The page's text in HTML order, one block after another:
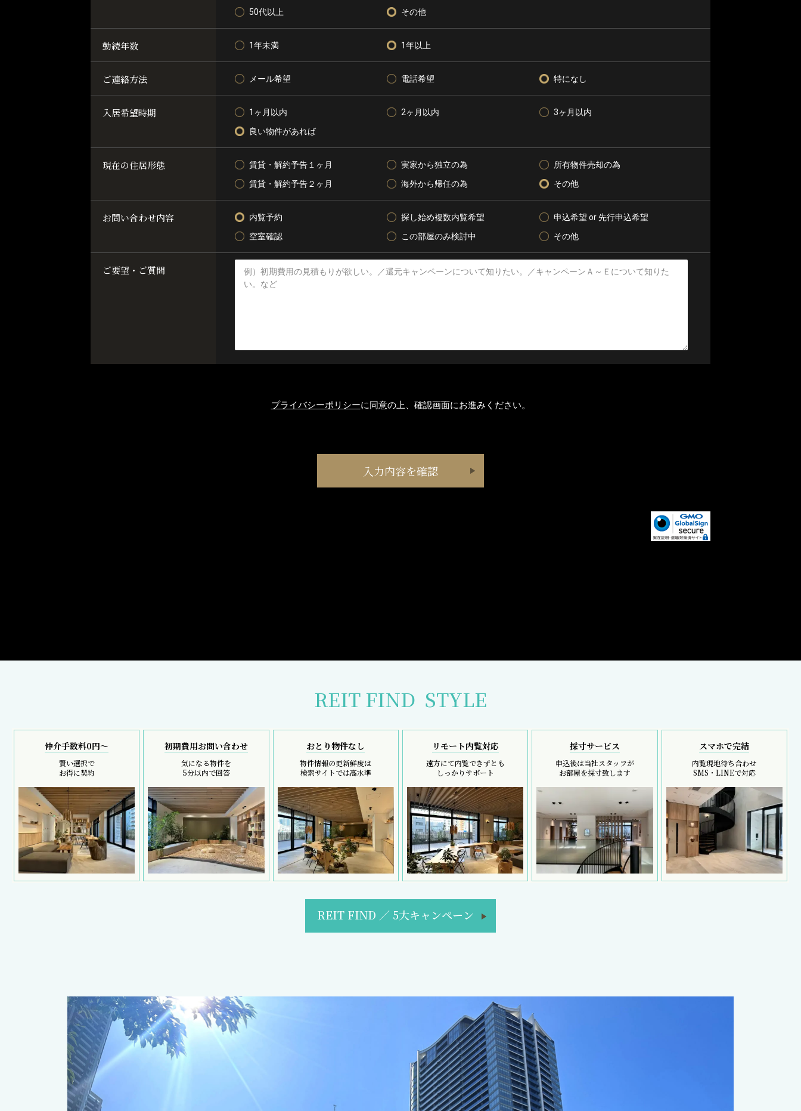
50代以上
その他
勤続年数 1年未満 1年以上
ご連絡方法 メール希望 電話希望 特になし
入居希望時期 1ヶ月以内 2ヶ月以内
3ヶ月以内
良い物件があれば
現在の住居形態 賃貸・解約予告１ヶ月 実家から独立の為
所有物件売却の為
賃貸・解約予告２ヶ月
海外から帰任の為 その他
お問い合わせ内容 内覧予約 探し始め複数内覧希望
申込希望 or 先行申込希望
空室確認
この部屋のみ検討中 その他
ご要望・ご質問
プライバシーポリシーに同意の上、確認画面にお進みください。
REIT FIND STYLE
仲介手数料0円～
賢い選択で
お得に契約
初期費用お問い合わせ
気になる物件を
5分以内で回答
おとり物件なし
物件情報の更新鮮度は
検索サイトでは高水準
リモート内覧対応
遠方にて内覧できずとも
しっかりサポート
採寸サービス
申込後は当社スタッフが
お部屋を採寸致します
スマホで完結
内覧現地待ち合わせ
SMS・LINEで対応
REIT FIND ／ 5大キャンペーン